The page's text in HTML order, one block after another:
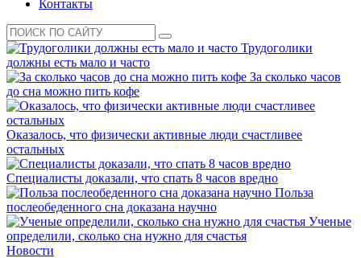
Контакты
Трудоголики
должны есть мало и часто
За сколько часов
до сна можно пить кофе
Оказалось, что физически активные люди счастливее
остальных
Специалисты доказали, что спать 8 часов вредно
Польза
послеобеденного сна доказана научно
Ученые
определили, сколько сна нужно для счастья
Новости